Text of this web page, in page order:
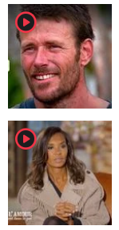
player2
player2